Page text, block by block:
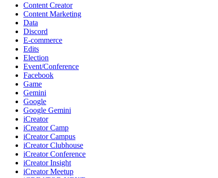
Content Creator
Content Marketing
Data
Discord
E-commerce
Edits
Election
Event/Conference
Facebook
Game
Gemini
Google
Google Gemini
iCreator
iCreator Camp
iCreator Campus
iCreator Clubhouse
iCreator Conference
iCreator Insight
iCreator Meetup